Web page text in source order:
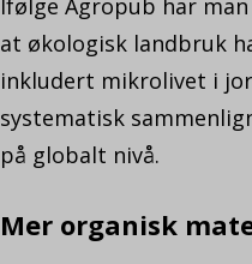
Ifølge Agropub har
at økologisk landbruk
inkludert mikrolivet i
systematisk
på globalt nivå.
Mer organisk